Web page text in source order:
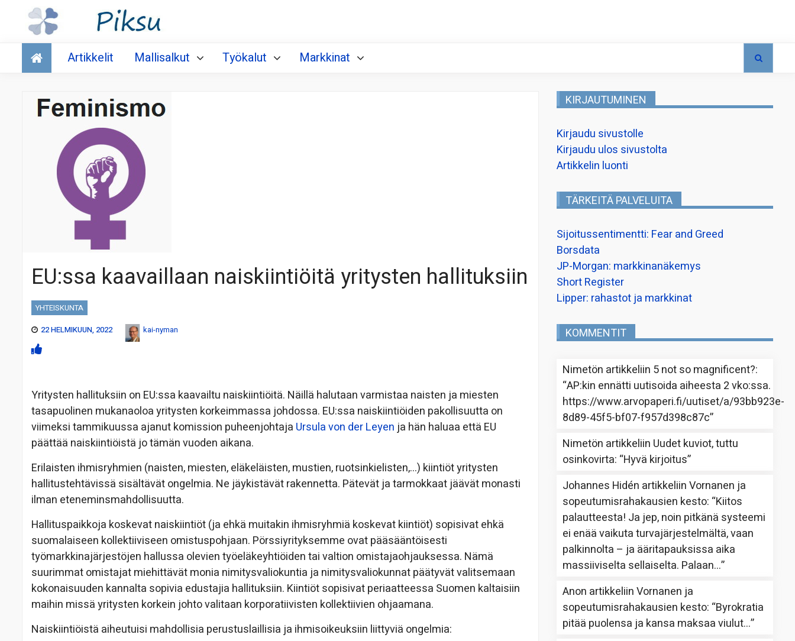
Talous
Artikkelit Mallisalkut Työkalut Markkinat
EU:ssa kaavaillaan naiskiintiöitä yritysten hallituksiin
YHTEISKUNTA
22 HELMIKUUN, 2022
kai-nyman
Yritysten hallituksiin on EU:ssa kaavailtu naiskiintiöitä. Näillä halutaan varmistaa naisten ja miesten
tasapuolinen mukanaoloa yritysten korkeimmassa johdossa. EU:ssa naiskiintiöiden pakollisuutta on
viimeksi tammikuussa ajanut komission puheenjohtaja Ursula von der Leyen ja hän haluaa että EU
päättää naiskiintiöistä jo tämän vuoden aikana.
Erilaisten ihmisryhmien (naisten, miesten, eläkeläisten, mustien, ruotsinkielisten,…) kiintiöt yritysten
hallitustehtävissä sisältävät ongelmia. Ne jäykistävät rakennetta. Pätevät ja tarmokkaat jäävät monasti
ilman eteneminsmahdollisuutta.
Hallituspaikkoja koskevat naiskiintiöt (ja ehkä muitakin ihmisryhmiä koskevat kiintiöt) sopisivat ehkä
suomalaiseen kollektiiviseen omistuspohjaan. Pörssiyrityksemme ovat pääsääntöisesti
työmarkkinajärjestöjen hallussa olevien työeläkeyhtiöiden tai valtion omistajaohjauksessa. Nämä
suurimmat omistajat miehittävät monia nimitysvaliokuntia ja nimitysvaliokunnat päätyvät valitsemaan
kokonaisuuden kannalta sopivia edustajia hallituksiin. Kiintiöt sopisivat periaatteessa Suomen kaltaisiin
maihin missä yritysten korkein johto valitaan korporatiivisten kollektiivien ohjaamana.
Naiskiintiöistä aiheutuisi mahdollisia perustuslaillisia ja ihmisoikeuksiin liittyviä ongelmia:
KIRJAUTUMINEN
Kirjaudu sivustolle
Kirjaudu ulos sivustolta
Artikkelin luonti
TÄRKEITÄ PALVELUITA
Sijoitussentimentti: Fear and Greed
Borsdata
JP-Morgan: markkinanäkemys
Short Register
Lipper: rahastot ja markkinat
KOMMENTIT
Nimetön artikkeliin 5 not so magnificent?:
“AP:kin ennätti uutisoida aiheesta 2 vko:ssa.
https://www.arvopaperi.fi/uutiset/a/93bb923e-
8d89-45f5-bf07-f957d398c87c”
Nimetön artikkeliin Uudet kuviot, tuttu
osinkovirta: “Hyvä kirjoitus”
Johannes Hidén artikkeliinVornanen ja
sopeutumisrahakausien kesto: “Kiitos
palautteesta! Ja jep, noin pitkänä systeemi
ei enää vaikuta turvajärjestelmältä, vaan
palkinnolta – ja ääritapauksissa aika
massiiviselta sellaiselta. Palaan…”
Anon artikkeliinVornanen ja
sopeutumisrahakausien kesto: “Byrokratia
pitää puolensa ja kansa maksaa viulut…”